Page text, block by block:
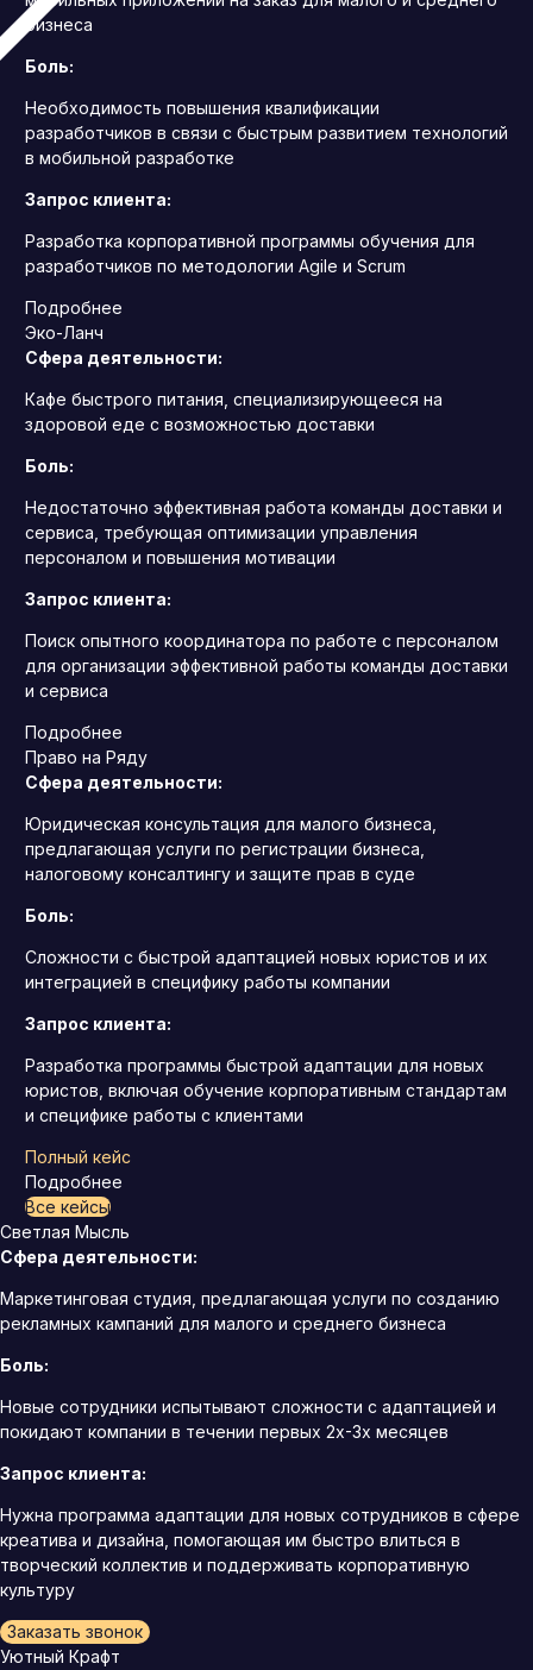
бизнеса
Боль:
Необходимость повышения квалификации
разработчиков в связи с быстрым развитием технологий
в мобильной разработке
Запрос клиента:
Разработка корпоративной программы обучения для
разработчиков по методологии Agile и Scrum
Подробнее
Эко-Ланч
Сфера деятельности:
Кафе быстрого питания, специализирующееся на
здоровой еде с возможностью доставки
Боль:
Недостаточно эффективная работа команды доставки и
сервиса, требующая оптимизации управления
персоналом и повышения мотивации
Запрос клиента:
Поиск опытного координатора по работе с персоналом
для организации эффективной работы команды доставки
и сервиса
Подробнее
Право на Ряду
Сфера деятельности:
Юридическая консультация для малого бизнеса,
предлагающая услуги по регистрации бизнеса,
налоговому консалтингу и защите прав в суде
Боль:
Сложности с быстрой адаптацией новых юристов и их
интеграцией в специфику работы компании
Запрос клиента:
Разработка программы быстрой адаптации для новых
юристов, включая обучение корпоративным стандартам
и специфике работы с клиентами
Полный кейс
Подробнее
Все кейсы
Светлая Мысль
Сфера деятельности:
Маркетинговая студия, предлагающая услуги по созданию
рекламных кампаний для малого и среднего бизнеса
Боль:
Новые сотрудники испытывают сложности с адаптацией и
покидают компании в течении первых 2х-3х месяцев
Запрос клиента:
Нужна программа адаптации для новых сотрудников в сфере
креатива и дизайна, помогающая им быстро влиться в
творческий коллектив и поддерживать корпоративную
культуру
Заказать звонок
Уютный Крафт